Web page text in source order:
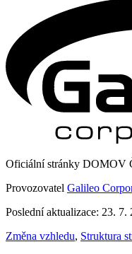
Oficiální stránky
Provozovatel Galileo
Poslední aktualizace: 23. 7.
Změna vzhledu, Struktura